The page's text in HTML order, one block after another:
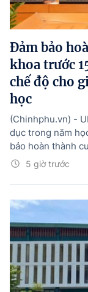
Đảm bảo
khoa trước
chế độ cho
học
5 giờ trước
(Chinhphu.vn) -
dục trong năm
bảo hoàn thành